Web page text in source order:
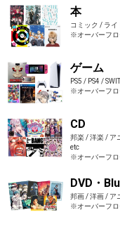
本
コミック / ラ
※オーバーフロ
ゲーム
PS5 / PS4 /
※オーバーフロ
CD
邦楽 / 洋楽 / ア
etc
※オーバーフロ
DVD・
邦画 / 洋画 / ア
※オーバーフロ